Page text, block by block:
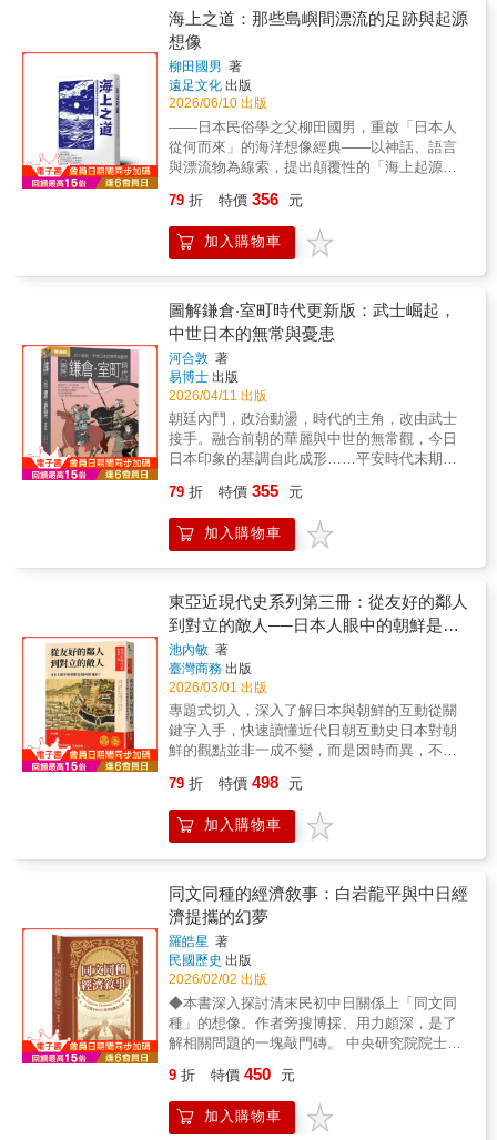
領讀者一同重返那場驚天動地的會戰現場，站
在「豐臣西軍」的視角，進行一場釐清戰爭始
末的「歷史探索」。 在本書的第一部「關原戰
史」中，作者將利用最新的研究和史料，與大
家一起探討關原之戰的來龍去脈，並將它分為
五個章節，方便讀者了解這場大戰的起承轉
合，直至豐臣西軍的大名們敗退為止；在第二
部的「關原考疑」裡，作者將透過五個章節探
群曾遭貶抑、再被高舉的豐臣西軍們的虛虛實
作家胡煒權 中文世界最令人期待的戰國史寫作
計畫&mdash;&mdash;「敗者的戰國史」 綜觀
人類的歷史，各式各樣的鬥爭輪番上演。在日
本戰國時代這樣長期戰亂不堪的混亂時代裡，
成王、敗寇更是層出不窮。然而，在當時弱肉
強食的環境下，那些著名的「敗者」為何失
敗？他們最終身敗名裂、遺臭萬年的過程和原
因，究竟為何？他們是敗得有理，抑或被後人
穿鑿附會、烙上「敗者」之印？ 「敗者的戰國
史」系列的書寫目的並非為敗者鳴冤平反。反
之，本系列旨在跳脫「成王」、「敗者」這個
相對而客觀的概念，強調兩者僅僅一線之差，
該、也無法單以結果論定。 本系列將利用現存
的史料為核心，再以此為基礎去進行合理適當
的推理與判斷，對日本戰國的八個最著名的
川義元與桶狹間之戰、武田勝賴與長篠之戰、
織田政權與小牧長久手之戰、北條氏政與小田
原之戰、明智光秀與本能寺之變、豐臣西軍與
關原之戰、豐臣政權與大坂之陣
&mdash;&mdash;作出重新探討。
陞｜時空偵探、專欄作家 茂呂美耶｜日本文化
達人 陳建守｜「說書Speaking of Books」創辦
人 普通人｜《非普通三國》作者 楊錦昌｜輔仁
大學日文系教授 （依姓氏筆畫排序）
不僅看見勝利者的布局，也還原失敗者的抉擇
與掙扎，使整場戰爭展現更完整、多元的歷史
面貌。【從火器到外交：近代戰爭的誕生】除
了戰場攻防，本書也深入分析戊辰戰爭在軍事
史上的重要意義。作者說明線膛步槍、洋式砲
兵、散兵戰術等新式武器與軍制如何改變傳統
作戰模式，並解析蒸汽船運兵、兩棲登陸、兵
站補給與人夫徵調等近代後勤制度，如何影響
強在日本內戰期間所採取的局外中立政策、軍
進，說明戊辰戰爭已不只是日本國內的權力競
爭，更是一場受到國際局勢深刻影響的近代戰
爭。【超越維新神話：重新理解幕末日本】本
書不僅是一部戰史，更是一部重新思考明治維
新的歷史研究。作者廣泛引用日本近年的研究
成果，以及德國、英國等海外新發現史料，討
論奧羽越列藩聯盟、箱館政府與各地藩國的政
治選擇，也重新檢視長州奇兵隊、會津藩、庄
內藩等長久以來被簡化或神話化的歷史形象。
透過豐富史料與多元觀點，本書突破「官軍必
然正義、幕府必然失敗」的單一敘事，呈現幕
末各方勢力在劇變時代中的抉擇與命運，為理
解明治維新與日本近代國家的形成，提供更立
體、更深入的歷史視角。【本書特色】：本書
為該系列下卷，聚焦戊辰戰爭及其前後的武裝
衝突，從大和天誅組舉兵、長州奇兵隊興衰，
變、軍制革新、武器運用、兵站補給與國際環
境，並透過海外新史料重新檢視薩長、會津、
庄內與舊幕臣的抉擇，補足勝者敘事之外的幕
末戰爭全貌。
件，說明德川幕府如何在內外交迫的局勢中逐
步失去統治基礎。同時，也解析歐美列強以軍
事、外交與通商條約施加壓力的背景，以及幕
府對外政策的反覆與矛盾，讓讀者掌握幕末政
局急遽變化的歷史脈絡，理解維新改革並非一
夕發生，而是經過長期政治、外交與社會動盪
所醞釀出的轉折。【海軍崛起與武士群像】在
國門打開之後，日本各方勢力開始尋求自強之
道，其中幕府積極建立近代海軍，希望藉由軍
事現代化維繫政權。本書詳述異國船驅逐令、
養、鐵甲軍艦引進及建軍戰略等過程，展現幕
府追趕西方列強的努力。同時，也以幕末最具
代表性的武士集團──新選組為主軸，描寫其從
土方歲三、山南敬助、伊東甲子太郎等人物的
命運，以及內部權力爭鬥與激烈戰鬥，再現動
亂年代中武士精神、忠誠信念與現實政治交織
出的複雜面貌。【維新決戰，政權更迭的關鍵
時刻】幕末局勢最終走向全面衝突，而決定日
本未來方向的，正是鳥羽伏見之戰。本書完整
梳理第二次長州征伐失敗後的政治變局，介紹
德川慶喜的改革、公議政體與武力討幕兩條不
大事件如何一步步推向內戰。書中深入分析鳥
與政治影響，說明這場僅歷時數日的戰役，如
何徹底改變幕府與朝廷的權力平衡，奠定明治
政府建立的基礎，也成為日本近代化發展中最
重要的歷史轉折點。【幕府落幕，走向近代日
本】隨著鳥羽伏見之戰落幕，幕府勢力並未立
即消失，而是在上野戰爭等後續戰事中繼續抵
抗。本書詳述彰義隊的成立、內部發展、寬永
寺據守，以及上野戰爭的爆發與潰敗，描繪舊
幕臣最後的奮戰與時代終結的悲壯景象，呈現
幕末政權交替背後的人物命運與歷史抉擇。此
外，書末特別收錄「幕末三百藩總覽」，整理
各藩的勢力分布與立場變化，協助讀者建立完
整的幕末政治地圖。全書以重大事件為經、重
要人物為緯，結合政治、軍事、外交與社會發
展，完整呈現日本從德川幕府走向明治維新的
關鍵過程，是理解幕末史與近代日本誕生的重
革、新選組興衰，到鳥羽伏見之戰與上野戰
爭，完整串連日本由幕府走向明治維新的歷
史。內容兼顧政治、外交、軍事與人物傳，解
析幕府、朝廷與各藩勢力的角逐，並呈現時代
巨變下的抉擇。書末附錄有助於掌握各藩勢力
分布與歷史脈絡，適合作為認識幕末史的入門
參考。
海上之道：那些島嶼間漂流的足跡與起源
想像
柳田國男 著
遠足文化 出版
2026/06/10 出版
——日本民俗學之父柳田國男，重啟「日本人
從何而來」的海洋想像經典——以神話、語言
與漂流物為線索，提出顛覆性的「海上起源」
的隱形通道，挑戰單一歷史路徑，開啟另一種
島嶼文明的觀看方式。------------島嶼之間，是否
曾有一條被遺忘的道路？那些隨海漂流而來的
發，試圖追問：日本人，究竟從何而來？當歷
史沒有留下答案，我們是否還能從風與海之中
尋找線索？這不只是關於日本的起源，也是一
場關於島嶼與人類的想像實驗。海，從來不只
是邊界，海，是一條道路，一條承載著人群遷
徙、文化傳播與想像生成的隱形路徑。從沖繩
漁人為季節風命名的方式，到漂流上岸的椰子
果實，神話中反覆出現的遠方樂土，到語言中
殘存的古老痕跡……這些看似零散的線索，是
人們如何跨越海洋、抵達這些島嶼的證據。在
立的地理座標，而是人群與文化北上流動時，
不可或缺的中間地帶。《海上之道》並不給出
定論，而是持續展開的提問：關於日本人從何
能以不同的方式理解過去。在今日的學術視角
下，書中部分推論或許已被修正，但它保留了
一種尚未被定形的思考狀態，一種試圖從零開
始理解的嘗試。當人們重新面向海洋，這本書
也可以再次成為一個起點。----【柳田國男的著
作，提供了理解日本文化的多重入口】讀《日
本的傳說》，我們看見的是日本人如何將共同
的記憶與恐懼，凝縮為一個個反覆流傳的故事
式。讀《日本的昔話》，我們進入的是更日
常、更柔軟的敘事層。那些在爐火旁代代口傳
的民間故事，保存了庶民生活的倫理感與想像
力。讀《日本的祭典》，我們看見的是信仰如
何落地成為儀式，儀式如何構成社群，社群如
何在反覆的節慶中確認自身的存在與歸屬。讀
《山之人生》，我們走入的是那些被主流歷史
遺忘的角落——隱沒山林的人們，用另一種方
式訴說著日本社會的邊緣與縫隙。讀《海上之
道》，我們面對的是一個更根本的問題：在所
有這些傳說、故事、祭典與山林記憶形成之
前，這個民族從哪裡來？那片環繞著日本列島
的海洋，究竟是終點，還是起點？讀《遠野物
語》，我們回到的是柳田民俗學真正的起點
——一個山村裡流傳的神靈與異界故事，那是
他第一次俯身傾聽，試圖從最微小的聲音裡，
辨認出一個民族的輪廓。讀《妖怪談義》，我
們看見的是柳田如何將那些令人畏懼的異形存
79 折 特價 356 元
加入購物車
圖解鎌倉‧室町時代更新版：武士崛起，
中世日本的無常與憂患
河合敦 著
易博士 出版
2026/04/11 出版
朝廷內鬥，政治動盪，時代的主角，改由武士
接手。融合前朝的華麗與中世的無常觀，今日
日本印象的基調自此成形……平安時代末期，
地位上升，後來甚至權力凌駕於貴族之上，自
此拉開武家政權的序幕。雖然是武家政權，但
鎌倉幕府時代的文學、藝術、建築、宗教等各
式風格奠定了基調。此外也由於農業技術進
步、工商業發達、貨幣廣泛流通並且與海外貿
易頻繁，人們開始積極追求財富、權力與地
位，以下剋上、講求實力主義的風潮也逐漸興
起。鎌倉、室町時代長達四百年，這四百年卻
並不平穩。自源平之亂後，源賴朝在關東建立
鎌倉幕府以來，政權從源家落到外戚北條一族
手中，後又分裂為南北朝，最後由統一日本建
立室町幕府的足利一族掌握。本書沿著脈絡，
帶領讀者走進這段動亂歷史，看見當時人民的
文化層面的百姓日常，完整具體地呈現平安時
代以後，動盪的鐮倉室町時代如何一步步走向
更加混亂的亂世戰國……
79 折 特價 355 元
加入購物車
東亞近現代史系列第三冊：從友好的鄰人
到對立的敵人──日本人眼中的朝鮮是如
何形成的？
池內敏 著
臺灣商務 出版
2026/03/01 出版
專題式切入，深入了解日本與朝鮮的互動從關
鍵字入手，快速讀懂近代日朝互動史日本對朝
鮮的觀點並非一成不變，而是因時而異，不斷
細膩且多層次的手法，剖析了從十七世紀江戶
幕府初期至二十世紀初明治日本殖民朝鮮這段
漫長歲月中，日本人對朝鮮半島及其人民的複
重建與朝鮮王朝的關係。兩國通過「朝鮮通信
使」重建外交關係，並摸索著確立兩國的對等
外交，從而開啟兩百餘年的和平。作者細緻地
描繪了當時日本人對於通信使一行所展現出
的，既有對於異國文化的好奇與憧憬，也潛藏
著基於「神功皇后征韓」等古老傳說而來的優
越感。這種看似矛盾的心態，在當時的繪畫、
文學作品中均有體現。在「元祿竹島事件」
中，日朝雙方就鬱陵島（當時日本稱為「竹
島」）漁業權的紛爭，產生對海島歸屬的不同
鳥取藩的認知差異。除反映出幕府最終雖為維
持與朝鮮的穩定關係，下達渡航禁令，然而隨
79 折 特價 498 元
加入購物車
同文同種的經濟敘事：白岩龍平與中日經
濟提攜的幻夢
羅皓星 著
民國歷史 出版
2026/02/02 出版
◆本書深入探討清末民初中日關係上「同文同
種」的想像。作者旁搜博採、用力頗深，是了
解相關問題的一塊敲門磚。 中央研究院院士──
雜關係所反映出的利用與反利用、對抗與妥
協、時而和諧時而相忤的各種矛盾情勢變遷，
提供不同視野的觀察，對於研究戰前中日關
9 折 特價 450 元
加入購物車